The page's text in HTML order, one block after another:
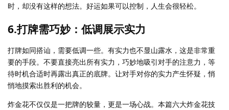
时，却没有这样的想法。好运如果可以控制，人生会很轻松。
6.打牌需巧妙：低调展示实力
打牌如同搭讪，需要低调一些。有实力也不显山露水，这是非常重
要的手段。不要直接亮出所有实力，巧妙地吸引对手的注意力，等
待时机合适时再露出真正的底牌。让对手对你的实力产生怀疑，悄
悄地摸索出胜利的机会。
炸金花不仅仅是一把牌的较量，更是一场心战。本篇六大炸金花技